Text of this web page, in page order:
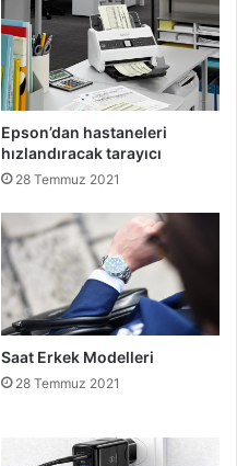
Epson’dan hastaneleri
hızlandıracak tarayıcı
28 Temmuz 2021
Saat Erkek Modelleri
28 Temmuz 2021